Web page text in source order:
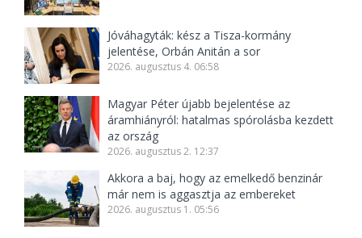
Jóváhagyták: kész a Tisza-kormány
jelentése, Orbán Anitán a sor
2026. augusztus 4. 06:58
Magyar Péter újabb bejelentése az
áramhiányról: hatalmas spórolásba kezdett
az ország
2026. augusztus 2. 12:37
Akkora a baj, hogy az emelkedő benzinár
már nem is aggasztja az embereket
2026. augusztus 1. 05:56